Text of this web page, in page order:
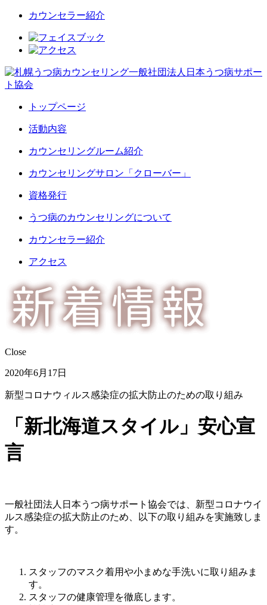
カウンセラー紹介
トップページ
活動内容
カウンセリングルーム紹介
カウンセリングサロン「クローバー」
資格発行
うつ病のカウンセリングについて
カウンセラー紹介
アクセス
Close
2020年6月17日
新型コロナウィルス感染症の拡大防止のための取り組み
「新北海道スタイル」安心宣
言
一般社団法人日本うつ病サポート協会では、新型コロナウイ
ルス感染症の拡大防止のため、以下の取り組みを実施致しま
す。
スタッフのマスク着用や小まめな手洗いに取り組みま
す。
スタッフの健康管理を徹底します。